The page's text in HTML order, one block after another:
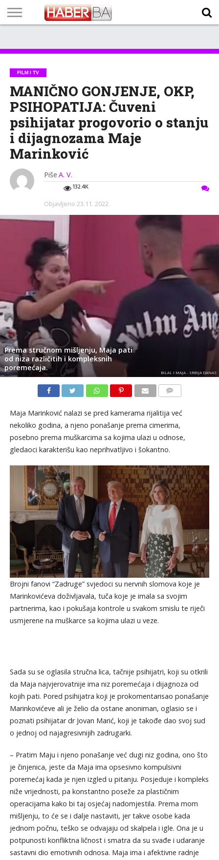
TECH
PROGRAM
PROGNOZA
PUTEVIMA
LISTA
NAMA
FILM I TV
MANIČNO GONJENJE, OKP,
PSIHOPATIJA: Čuveni
psihijatar progovorio o stanju
i dijagnozama Maje
Marinković
Piše A. V.
132.4K
Objavljeno 23.11. 2022.
Prema stručnom mišljenju, Maja pati
od niza različitih i kompleksnih
poremećaja.
BILAL I MAJA - SRBIJA DANAS
Maja Marinković nalazi se pred kamerama rijalitija već
nekoliko godina, a njeno ponašanje prema cimerima,
posebno prema muškarcima sa kojima ulazi u odnose,
gledaoci karakterišu kao neprihvatljivo i šokantno.
Brojni fanovi “Zadruge” svjedoci su nervnih slomova koje je
Marinkovićeva doživljavala, tuča koje je imala sa svojim
partnerima, kao i pokušaja kontrole u svakom smislu te riječi
usmjerene na muškarce sa kojima ulazi u veze.
Sada su se oglasila stručna lica, tačnije psihijatri, koji su otkrili
da Maja najvjerovatnije ima niz poremećaja i dijagnoza od
kojih pati. Pored psihijatra koji je prokomentarisao ponašanje
Marinkovićeve ali je želio da ostane anoniman, oglasio se i
poznati psihijatar dr Jovan Marić, koji je takođe dao svoj sud
o jednoj od najagresivnijih zadrugarki.
– Pratim Maju i njeno ponašanje već dugi niz godina, ono što
je činjenica, jeste da Maja ima opsesivno kompulsivni
poremećaj kada je njen izgled u pitanju. Posjeduje i kompleks
niže vrijednosti, pa konstantno poseže za plastičnim
operacijama kako bi taj osjećaj nadomjestila. Prema mom
mišljenju, to će se i dalje nastaviti, jer takve osobe kada
jednom počnu, teško se odvajaju od skalpela i igle. Ona je u
potpunosti konfliktna ličnost i smatra da su svađe i udaranje
sastavni dio emotivnih odnosa. Maja ima i afektivne radnje